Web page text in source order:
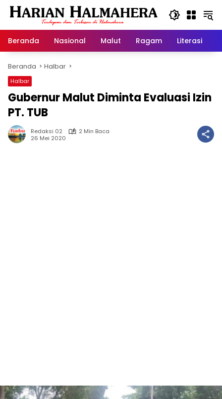
Langsung
Beranda
Nasional Malut Ragam Literasi
Beranda Halbar
Halbar
Gubernur Malut Diminta Evaluasi Izin
PT. TUB
Redaksi 02
2 Min Baca
26 Mei 2020